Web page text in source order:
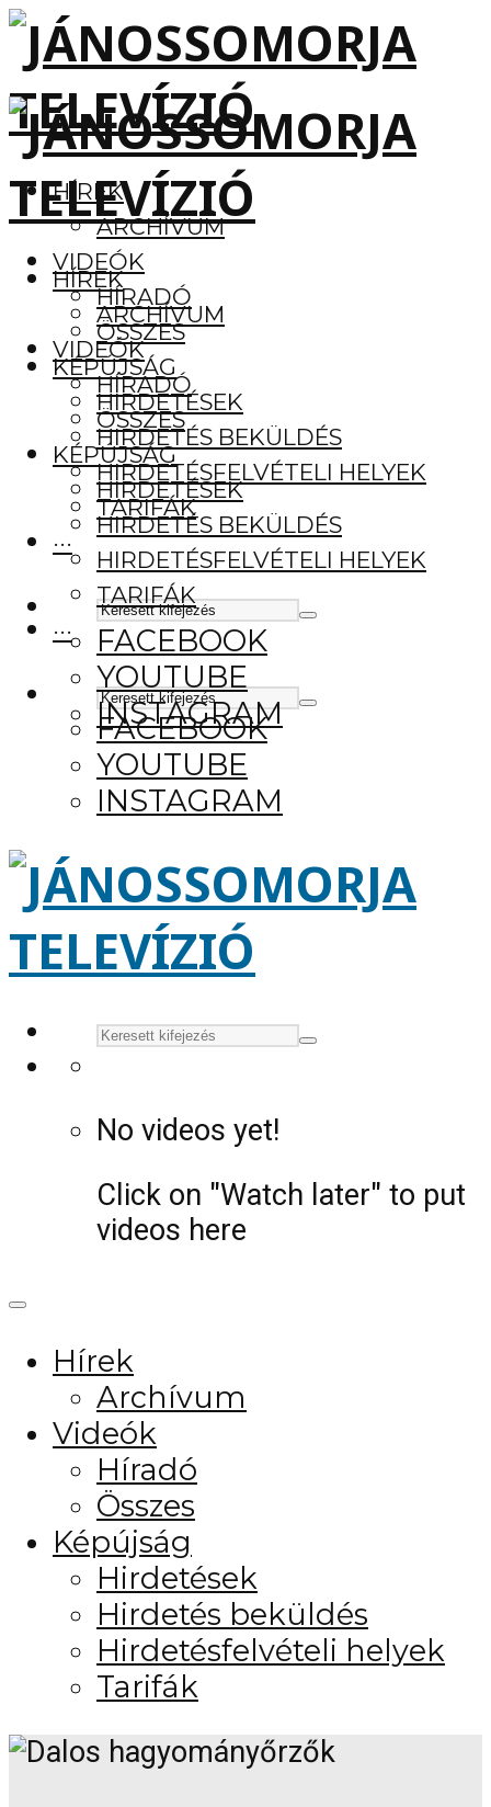
HÍREK
ARCHÍVUM
VIDEÓK
HÍRADÓ
ÖSSZES
KÉPÚJSÁG
HIRDETÉSEK
HIRDETÉS BEKÜLDÉS
HIRDETÉSFELVÉTELI HELYEK
TARIFÁK
···
FACEBOOK
YOUTUBE
INSTAGRAM
HÍREK
ARCHÍVUM
VIDEÓK
HÍRADÓ
ÖSSZES
KÉPÚJSÁG
HIRDETÉSEK
HIRDETÉS BEKÜLDÉS
HIRDETÉSFELVÉTELI HELYEK
TARIFÁK
···
FACEBOOK
YOUTUBE
INSTAGRAM
No videos yet!
Click on "Watch later" to put
videos here
Hírek
Archívum
Videók
Híradó
Összes
Képújság
Hirdetések
Hirdetés beküldés
Hirdetésfelvételi helyek
Tarifák